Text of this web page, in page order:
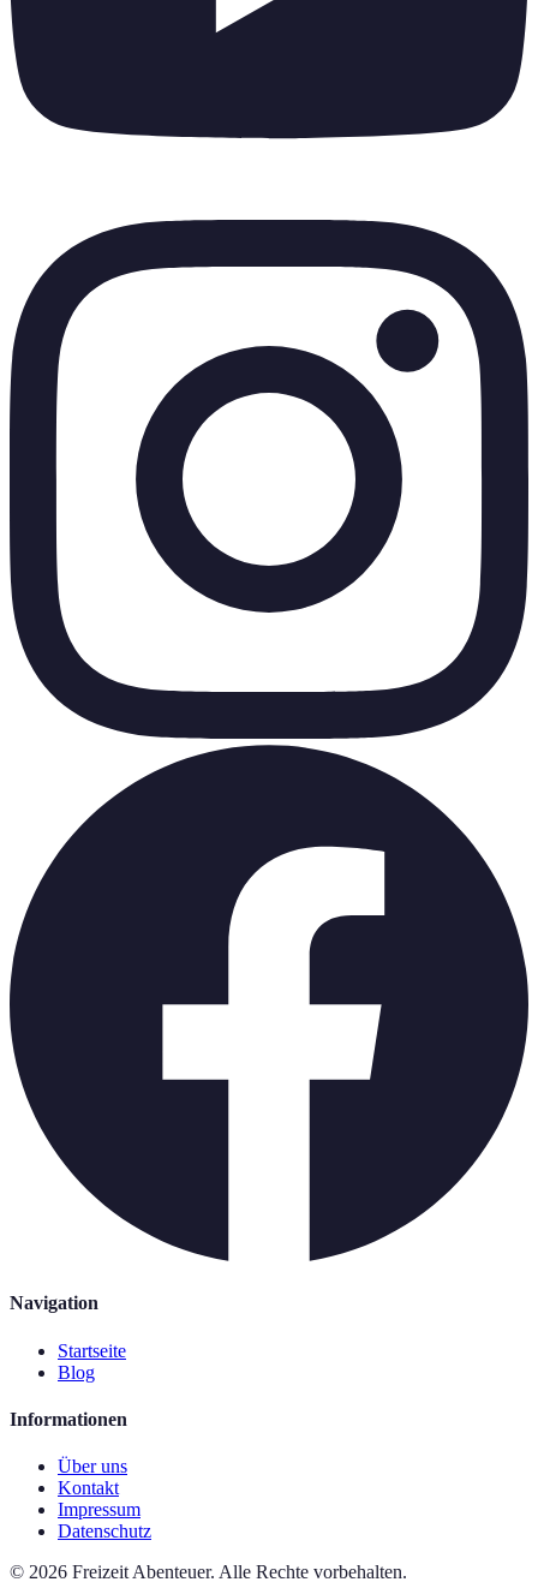
Navigation
Startseite
Blog
Informationen
Über uns
Kontakt
Impressum
Datenschutz
© 2026 Freizeit Abenteuer. Alle Rechte vorbehalten.